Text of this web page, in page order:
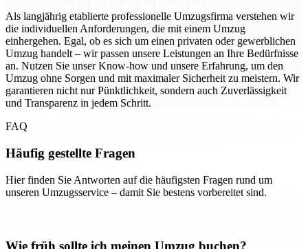
Als langjährig etablierte professionelle Umzugsfirma verstehen wir
die individuellen Anforderungen, die mit einem Umzug
einhergehen. Egal, ob es sich um einen privaten oder gewerblichen
Umzug handelt – wir passen unsere Leistungen an Ihre Bedürfnisse
an. Nutzen Sie unser Know-how und unsere Erfahrung, um den
Umzug ohne Sorgen und mit maximaler Sicherheit zu meistern. Wir
garantieren nicht nur Pünktlichkeit, sondern auch Zuverlässigkeit
und Transparenz in jedem Schritt.
FAQ
Häufig gestellte Fragen
Hier finden Sie Antworten auf die häufigsten Fragen rund um
unseren Umzugsservice – damit Sie bestens vorbereitet sind.
Wie früh sollte ich meinen Umzug buchen?